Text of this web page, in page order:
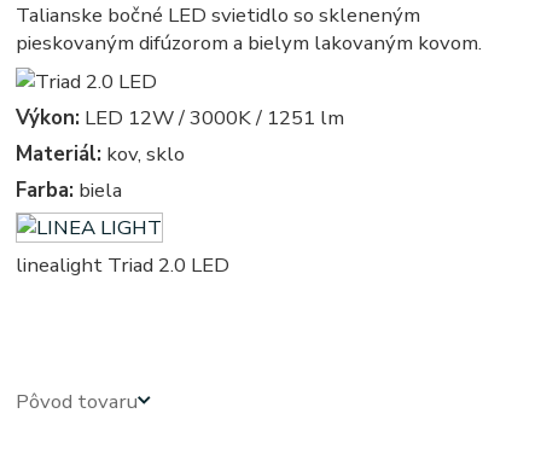
Talianske bočné LED svietidlo so skleneným
pieskovaným difúzorom a bielym lakovaným kovom.
Výkon: LED 12W / 3000K / 1251 lm
Materiál: kov, sklo
Farba: biela
linealight Triad 2.0 LED
Pôvod tovaru